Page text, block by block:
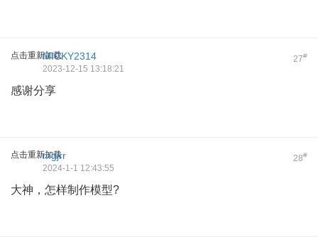
点击重新加载 27#
MICKY2314
2023-12-15 13:18:21
感谢分享
点击重新加载 28#
mgjrr
2024-1-1 12:43:55
大神，怎样制作模型?